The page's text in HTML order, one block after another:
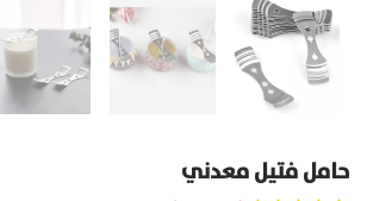
حامل فتيل معدني